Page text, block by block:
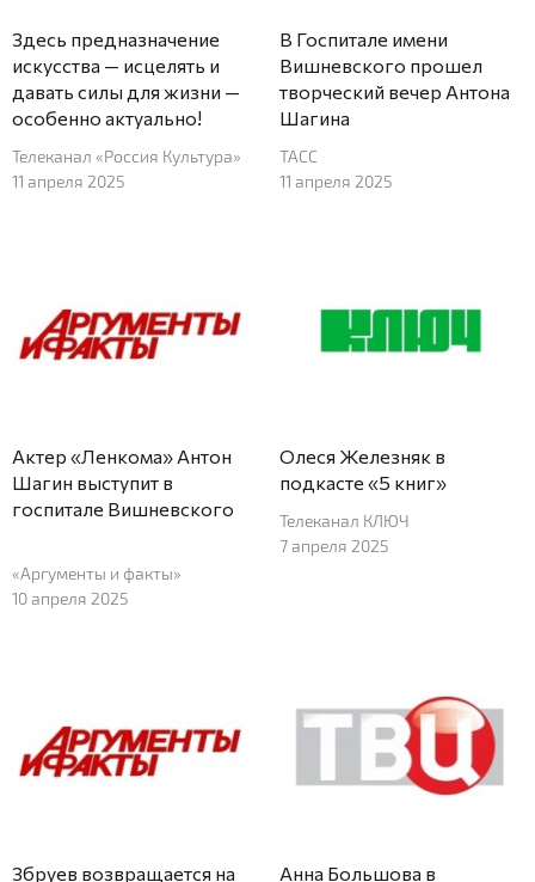
Здесь предназначение
искусства — исцелять и
давать силы для жизни —
особенно актуально!
Телеканал «Россия Культура»
11 апреля 2025
В Госпитале имени
Вишневского прошел
творческий вечер Антона
Шагина
ТАСС
11 апреля 2025
Актер «Ленкома» Антон
Шагин выступит в
госпитале Вишневского
«Аргументы и факты»
10 апреля 2025
Олеся Железняк в
подкасте «5 книг»
Телеканал КЛЮЧ
7 апреля 2025
Збруев возвращается на Анна Большова в